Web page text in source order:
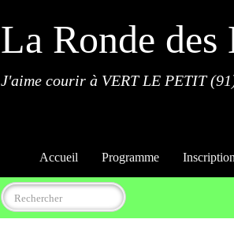
La Ronde des
J'aime courir à VERT LE PETIT
Accueil Programme